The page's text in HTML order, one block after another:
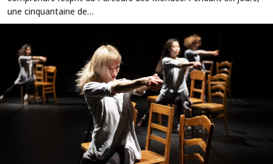
une cinquantaine de…